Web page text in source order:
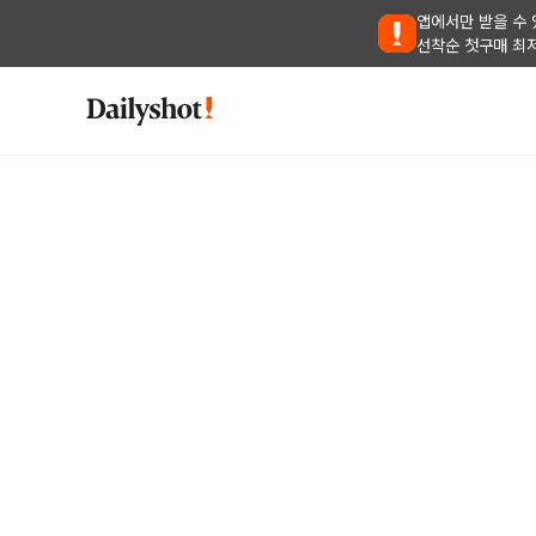
앱에서만 받을 수
선착순 첫구매 최